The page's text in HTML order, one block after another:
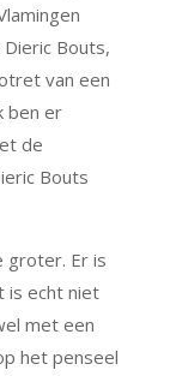
Bouts,
van een
ben er
de
Bouts
groter. Er is
is echt niet
met een
het penseel